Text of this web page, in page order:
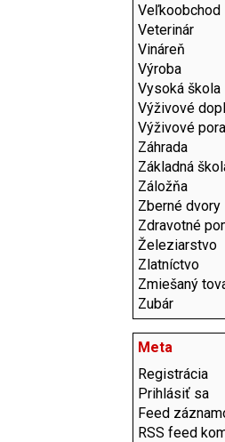
Veľkoobchod
Veterinár
Vináreň
Výroba
Vysoká škola
Výživové
Výživové
Záhrada
Základná
Záložňa
Zberné dvory
Zdravotné
Železiarstvo
Zlatníctvo
Zmiešaný
Zubár
Meta
Registrácia
Prihlásiť sa
Feed
RSS feed